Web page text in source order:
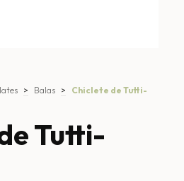
> Balas >
Chiclete de Tutti-
Tutti-